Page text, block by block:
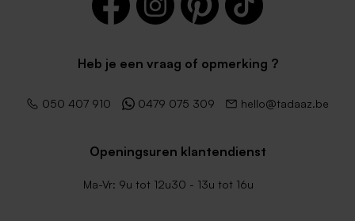
Heb je een vraag of opmerking ?
050 407 910 0479 075 309 hello@tadaaz.be
Openingsuren klantendienst
Ma-Vr: 9u tot 12u30 - 13u tot 16u